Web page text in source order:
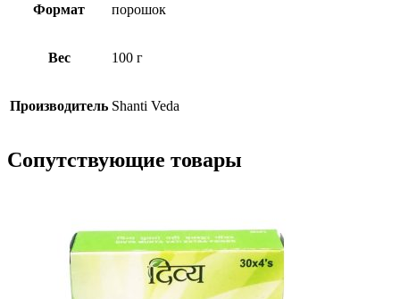
Формат порошок
Вес 100 г
Производитель Shanti Veda
Сопутствующие товары